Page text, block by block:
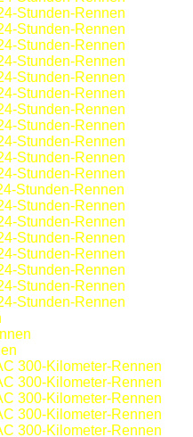
Stunden-Rennen
Stunden-Rennen
Stunden-Rennen
Stunden-Rennen
Stunden-Rennen
Stunden-Rennen
Stunden-Rennen
Stunden-Rennen
Stunden-Rennen
Stunden-Rennen
Stunden-Rennen
Stunden-Rennen
Stunden-Rennen
Stunden-Rennen
Stunden-Rennen
Stunden-Rennen
Stunden-Rennen
Stunden-Rennen
Stunden-Rennen
300-Kilometer-Rennen
300-Kilometer-Rennen
300-Kilometer-Rennen
300-Kilometer-Rennen
300-Kilometer-Rennen